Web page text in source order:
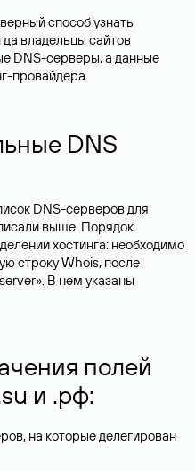
способ узнать
владельцы сайтов
DNS-серверы, а данные
провайдера.
DNS
DNS-серверов для
выше. Порядок
хостинга: необходимо
строку Whois, после
В нем указаны
полей
и .рф:
на которые делегирован